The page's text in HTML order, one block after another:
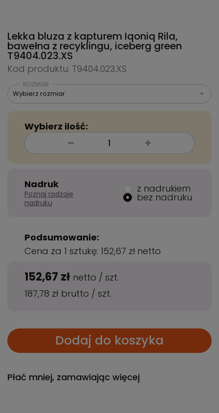
Lekka bluza z kapturem Iqoniq Rila,
bawełna z recyklingu, iceberg green
T9404.023.XS
Kod produktu: T9404.023.XS
ROZMIAR
Wybierz rozmiar
Wybierz ilość:
Nadruk
Poznaj rodzaje
nadruku
z nadrukiem
bez nadruku
Podsumowanie:
Cena za 1 sztukę: 152,67 zł netto
152,67 zł netto / szt.
187,78 zł brutto / szt.
Dodaj do koszyka
Płać mniej, zamawiając więcej